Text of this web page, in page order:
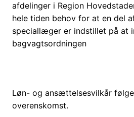
afdelinger i Region
hele tiden behov for at en del
speciallæger er indstillet på at
bagvagtsordningen
Løn- og ansættelsesvilkår
overenskomst.